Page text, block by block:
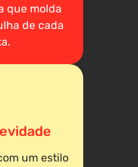
que molda
de cada
um estilo